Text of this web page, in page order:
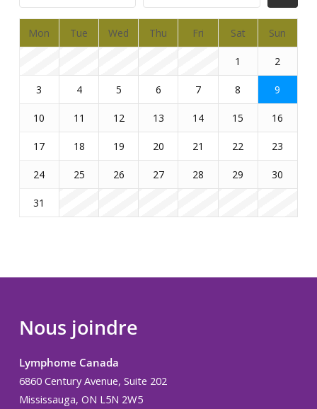
Mon Tue Wed Thu Fri Sat Sun
1 2
3 4 5 6 7 8 9
10 11 12 13 14 15 16
17 18 19 20 21 22 23
24 25 26 27 28 29 30
31
Nous joindre
Lymphome Canada
6860 Century Avenue, Suite 202
Mississauga, ON L5N 2W5